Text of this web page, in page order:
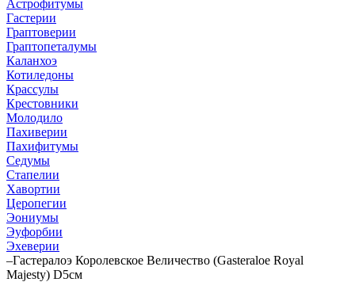
Астрофитумы
Гастерии
Граптоверии
Граптопеталумы
Каланхоэ
Котиледоны
Крассулы
Крестовники
Молодило
Пахиверии
Пахифитумы
Седумы
Стапелии
Хавортии
Церопегии
Эониумы
Эуфорбии
Эхеверии
–Гастералоэ Королевское Величество (Gasteraloe Royal
Majesty) D5см